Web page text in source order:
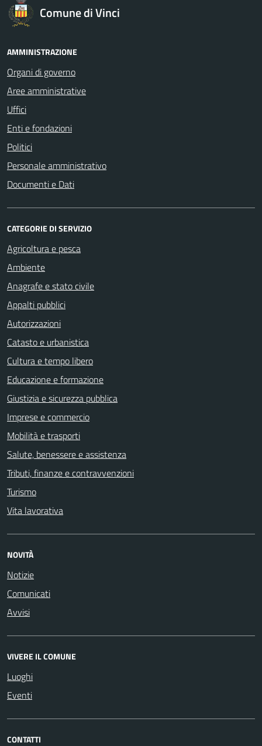
Comune di Vinci
AMMINISTRAZIONE
Organi di governo
Aree amministrative
Uffici
Enti e fondazioni
Politici
Personale amministrativo
Documenti e Dati
CATEGORIE DI SERVIZIO
Agricoltura e pesca
Ambiente
Anagrafe e stato civile
Appalti pubblici
Autorizzazioni
Catasto e urbanistica
Cultura e tempo libero
Educazione e formazione
Giustizia e sicurezza pubblica
Imprese e commercio
Mobilità e trasporti
Salute, benessere e assistenza
Tributi, finanze e contravvenzioni
Turismo
Vita lavorativa
NOVITÀ
Notizie
Comunicati
Avvisi
VIVERE IL COMUNE
Luoghi
Eventi
CONTATTI